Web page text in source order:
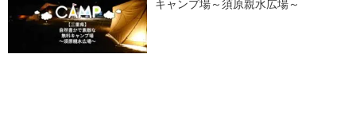
キャンプ場～須原親水広場～